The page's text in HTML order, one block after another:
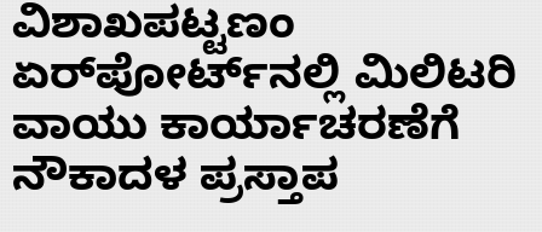
ವಿಶಾಖಪಟ್ಟಣಂ
ಏರ್‌ಪೋರ್ಟ್‌ನಲ್ಲಿ ಮಿಲಿಟರಿ
ವಾಯು ಕಾರ್ಯಾಚರಣೆಗೆ
ನೌಕಾದಳ ಪ್ರಸ್ತಾಪ